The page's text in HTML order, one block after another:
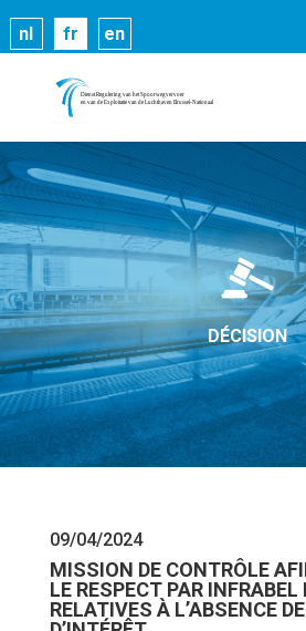
nl fr en
DÉCISION
09/04/2024
MISSION DE CONTRÔLE
LE RESPECT PAR INFRABEL
RELATIVES À L’ABSENCE
Les cookies nous permettent de
services plus facilement. En
vous nous donnez expressément
exploiter ces cookies.